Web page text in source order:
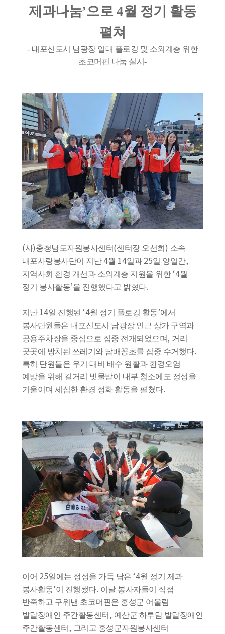
제과나눔’으로 4월 정기 활동
펼쳐
- 내포신도시 남광장 일대 플로깅 및 소외계층 위한
초코머핀 나눔 실시 -
(사)충청남도자원봉사센터(센터장 오선희 ) 소속
내포사랑봉사단이 지난4월 14일과 25일 양일간,
지역사회 환경 개선과 소외계층 지원을 위한‘4월
정기 봉사활동’을 진행했다고 밝혔다.
지난 14일 진행된‘4월 정기 플로깅 활동’에서
봉사단원들은 내포신도시 남광장 인근 상가 구역과
공용주차장을 중심으로 집중 전개되었으며, 거리
곳곳에 방치된 쓰레기와 담배꽁초를 집중 수거했다.
특히 단원들은 우기 대비 배수 원활과 환경오염
예방을 위해 길거리 빗물받이 내부 청소에도 정성을
기울이며 세심한 환경 정화 활동을 펼쳤다.
이어 25일에는 정성을 가득 담은‘4월 정기 제과
봉사활동’이 진행됐다. 이날 봉사자들이 직접
반죽하고 구워낸 초코머핀은 홍성군 어울림
발달장애인 주간활동센터 , 예산군 하루담 발달장애인
주간활동센터 , 그리고 홍성군자원봉사센터